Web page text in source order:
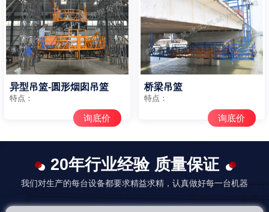
异型吊篮-圆形烟囱吊篮
特点：
询底价
桥梁吊篮
特点：
询底价
20年行业经验 质量保证
我们对生产的每台设备都要求精益求精，认真做好每一台机器